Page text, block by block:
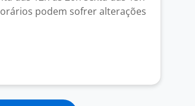
podem sofrer alterações